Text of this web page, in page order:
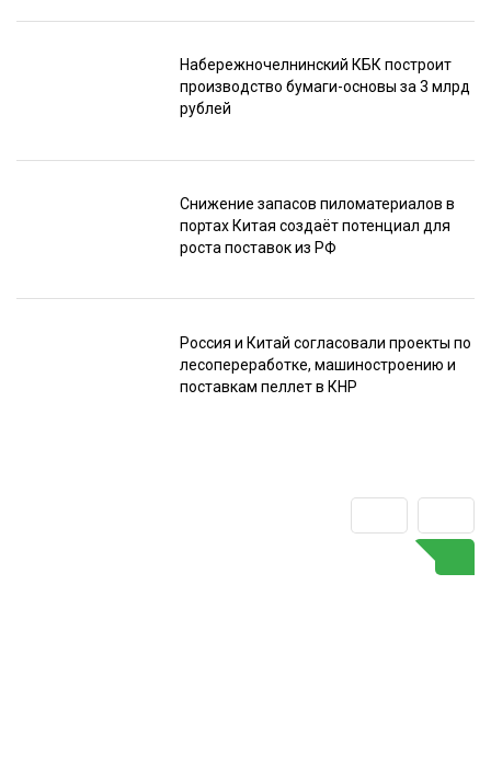
Набережночелнинский КБК построит
производство бумаги-основы за 3 млрд
рублей
Снижение запасов пиломатериалов в
портах Китая создаёт потенциал для
роста поставок из РФ
Россия и Китай согласовали проекты по
лесопереработке, машиностроению и
поставкам пеллет в КНР